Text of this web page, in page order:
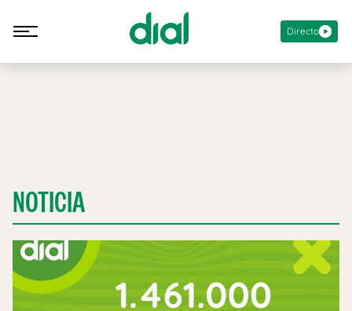
Directo
NOTICIA